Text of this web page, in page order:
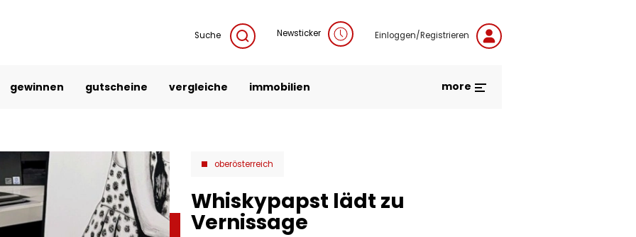
Suche Newsticker Einloggen/Registrieren
gewinnen gutscheine vergleiche immobilien more
oberösterreich
Whiskypapst lädt zu
Vernissage